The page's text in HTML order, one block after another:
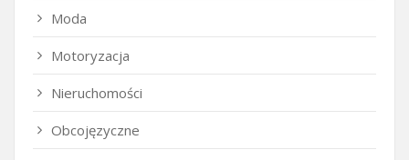
Moda
Motoryzacja
Nieruchomości
Obcojęzyczne